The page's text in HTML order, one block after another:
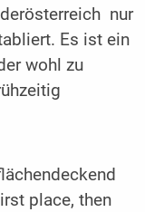
nur
Es ist ein
wohl zu
place, then